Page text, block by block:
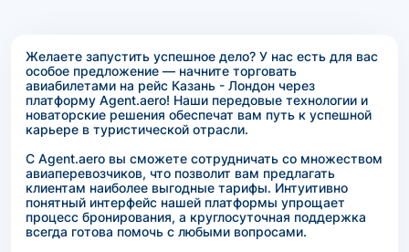
Желаете запустить успешное дело? У нас есть для вас
особое предложение — начните торговать
авиабилетами на рейс Казань - Лондон через
платформу Agent.aero! Наши передовые технологии и
новаторские решения обеспечат вам путь к успешной
карьере в туристической отрасли.
С Agent.aero вы сможете сотрудничать со множеством
авиаперевозчиков, что позволит вам предлагать
клиентам наиболее выгодные тарифы. Интуитивно
понятный интерфейс нашей платформы упрощает
процесс бронирования, а круглосуточная поддержка
всегда готова помочь с любыми вопросами.